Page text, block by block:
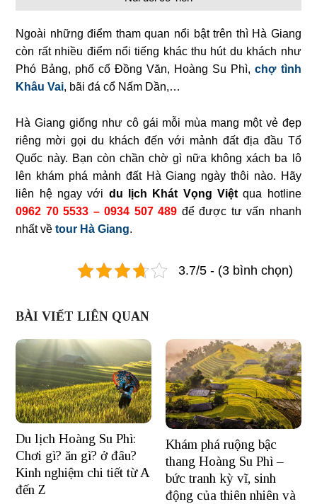
Ngoài những điểm tham quan nổi bật trên thì Hà Giang
còn rất nhiều điểm nổi tiếng khác thu hút du khách như
Phó Bảng, phố cổ Đồng Văn, Hoàng Su Phì,chợ tình
Khâu Vai, bãi đá cổ Nấm Dần,…
Hà Giang giống như cô gái mỗi mùa mang một vẻ đẹp
riêng mời gọi du khách đến với mảnh đất địa đầu Tổ
Quốc này. Bạn còn chần chờ gì nữa không xách ba lô
lên khám phá mảnh đất Hà Giang ngày thôi nào. Hãy
liên hệ ngay với du lịch Khát Vọng Việtqua hotline
0962 70 5533 – 0934 507 489 để được tư vấn nhanh
nhất vềtour Hà Giang.
3.7/5 - (3 bình chọn)
BÀI VIẾT LIÊN QUAN
Du lịch Hoàng Su Phì:
Chơi gì? ăn gì? ở đâu?
Kinh nghiệm chi tiết từ A
đến Z
Khám phá ruộng bậc
thang Hoàng Su Phì –
bức tranh kỳ vĩ, sinh
động của thiên nhiên và